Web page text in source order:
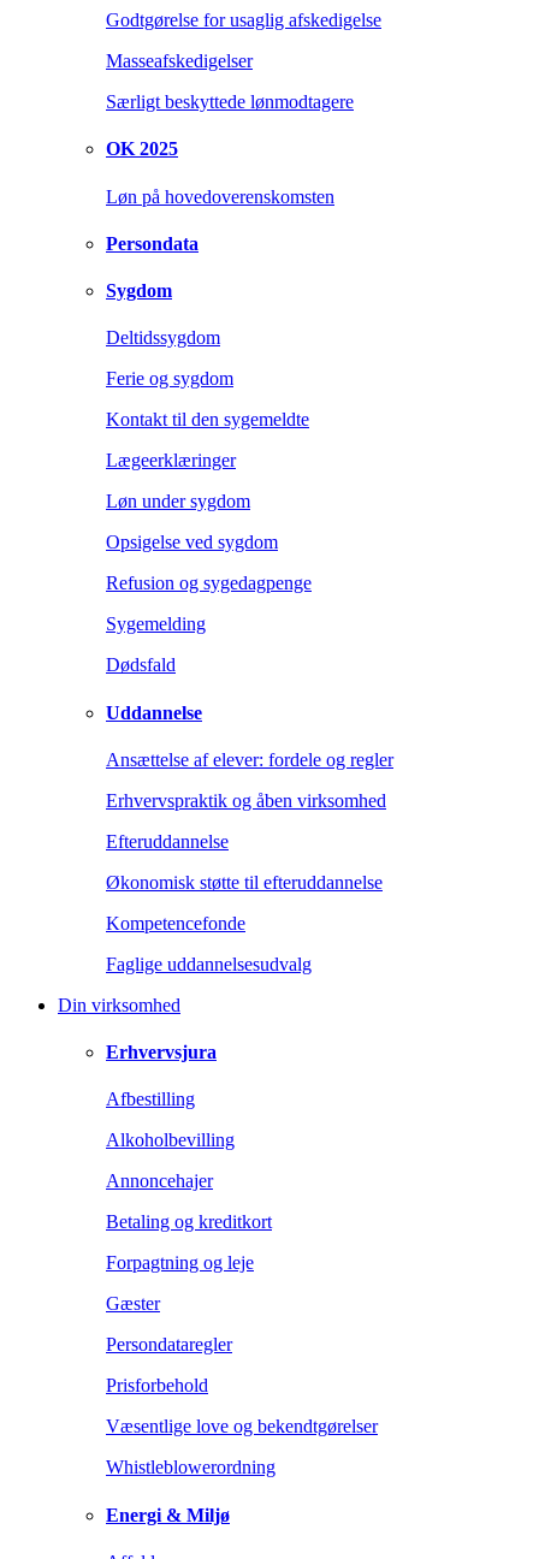
Godtgørelse for usaglig afskedigelse
Masseafskedigelser
Særligt beskyttede lønmodtagere
OK 2025
Løn på hovedoverenskomsten
Persondata
Sygdom
Deltidssygdom
Ferie og sygdom
Kontakt til den sygemeldte
Lægeerklæringer
Løn under sygdom
Opsigelse ved sygdom
Refusion og sygedagpenge
Sygemelding
Dødsfald
Uddannelse
Ansættelse af elever: fordele og regler
Erhvervspraktik og åben virksomhed
Efteruddannelse
Økonomisk støtte til efteruddannelse
Kompetencefonde
Faglige uddannelsesudvalg
Din virksomhed
Erhvervsjura
Afbestilling
Alkoholbevilling
Annoncehajer
Betaling og kreditkort
Forpagtning og leje
Gæster
Persondataregler
Prisforbehold
Væsentlige love og bekendtgørelser
Whistleblowerordning
Energi & Miljø